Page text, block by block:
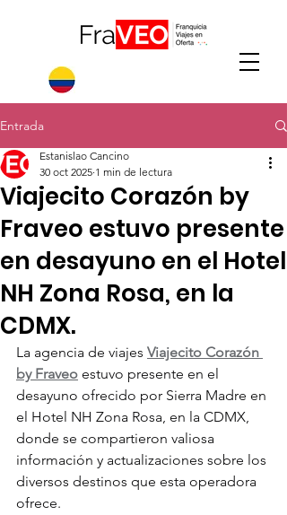
Entrada
Viajecito Corazón by
Fraveo estuvo presente
en desayuno en el Hotel
NH Zona Rosa, en la
CDMX.
Estanislao Cancino
30 oct 2025 1 min de lectura
La agencia de viajes Viajecito Corazón
by Fraveo estuvo presente en el
desayuno ofrecido por Sierra Madre en
el Hotel NH Zona Rosa, en la CDMX,
donde se compartieron valiosa
información y actualizaciones sobre los
diversos destinos que esta operadora
ofrece.